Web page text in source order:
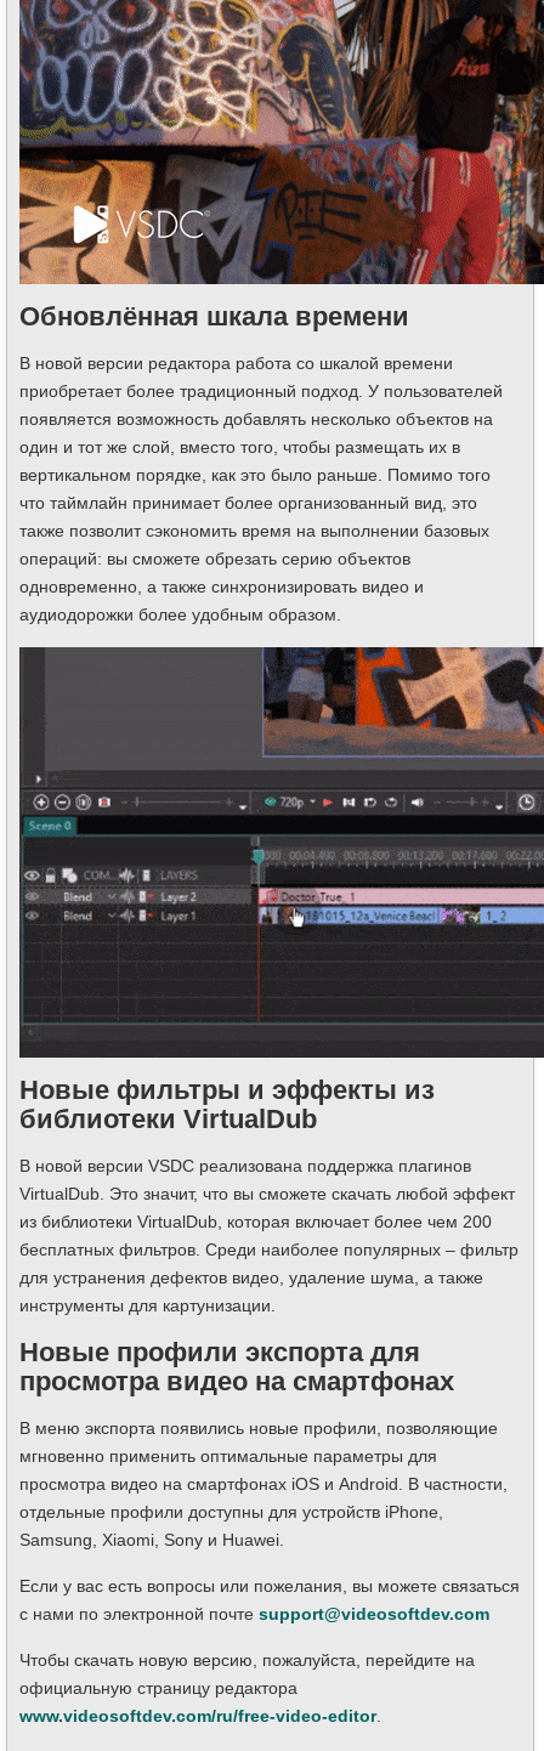
Обновлённая шкала времени
В новой версии редактора работа со шкалой времени
приобретает более традиционный подход. У пользователей
появляется возможность добавлять несколько объектов на
один и тот же слой, вместо того, чтобы размещать их в
вертикальном порядке, как это было раньше. Помимо того
что таймлайн принимает более организованный вид, это
также позволит сэкономить время на выполнении базовых
операций: вы сможете обрезать серию объектов
одновременно, а также синхронизировать видео и
аудиодорожки более удобным образом.
Новые фильтры и эффекты из
библиотеки VirtualDub
В новой версии VSDC реализована поддержка плагинов
VirtualDub. Это значит, что вы сможете скачать любой эффект
из библиотеки VirtualDub, которая включает более чем 200
бесплатных фильтров. Среди наиболее популярных – фильтр
для устранения дефектов видео, удаление шума, а также
инструменты для картунизации.
Новые профили экспорта для
просмотра видео на смартфонах
В меню экспорта появились новые профили, позволяющие
мгновенно применить оптимальные параметры для
просмотра видео на смартфонах iOS и Android. В частности,
отдельные профили доступны для устройств iPhone,
Samsung, Xiaomi, Sony и Huawei.
Если у вас есть вопросы или пожелания, вы можете связаться
с нами по электронной почте support@videosoftdev.com
Чтобы скачать новую версию, пожалуйста, перейдите на
официальную страницу редактора
www.videosoftdev.com/ru/free-video-editor.